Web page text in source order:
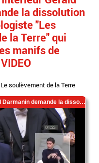
la dissolution
"Les
la Terre" qui
manifs de
Le soulèvement de la Terre